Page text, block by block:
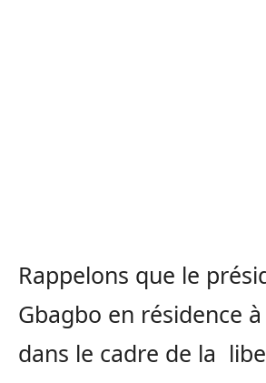
Rappelons que le
Gbagbo en résidence
dans le cadre de la